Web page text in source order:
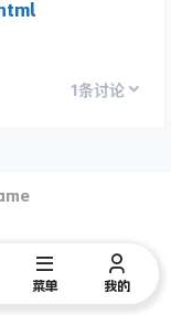
1条讨论
菜单 我的